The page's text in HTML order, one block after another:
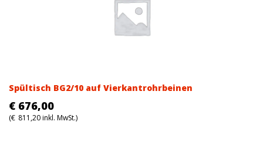
Spültisch BG2/10 auf Vierkantrohrbeinen
€ 676,00
(€ 811,20inkl. MwSt.)